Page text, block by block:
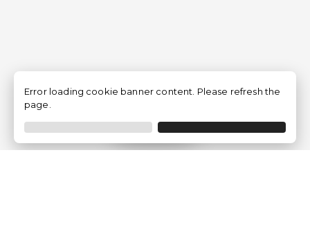
Filtrar
Error loading cookie banner content. Please refresh the
page.